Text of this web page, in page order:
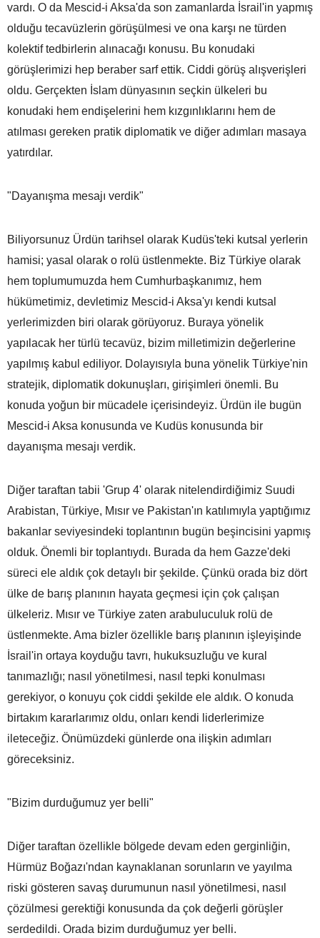
vardı. O da Mescid-i Aksa'da son zamanlarda İsrail'in yapmış
olduğu tecavüzlerin görüşülmesi ve ona karşı ne türden
kolektif tedbirlerin alınacağı konusu. Bu konudaki
görüşlerimizi hep beraber sarf ettik. Ciddi görüş alışverişleri
oldu. Gerçekten İslam dünyasının seçkin ülkeleri bu
konudaki hem endişelerini hem kızgınlıklarını hem de
atılması gereken pratik diplomatik ve diğer adımları masaya
yatırdılar.
"Dayanışma mesajı verdik"
Biliyorsunuz Ürdün tarihsel olarak Kudüs'teki kutsal yerlerin
hamisi; yasal olarak o rolü üstlenmekte. Biz Türkiye olarak
hem toplumumuzda hem Cumhurbaşkanımız, hem
hükümetimiz, devletimiz Mescid-i Aksa'yı kendi kutsal
yerlerimizden biri olarak görüyoruz. Buraya yönelik
yapılacak her türlü tecavüz, bizim milletimizin değerlerine
yapılmış kabul ediliyor. Dolayısıyla buna yönelik Türkiye'nin
stratejik, diplomatik dokunuşları, girişimleri önemli. Bu
konuda yoğun bir mücadele içerisindeyiz. Ürdün ile bugün
Mescid-i Aksa konusunda ve Kudüs konusunda bir
dayanışma mesajı verdik.
Diğer taraftan tabii 'Grup 4' olarak nitelendirdiğimiz Suudi
Arabistan, Türkiye, Mısır ve Pakistan'ın katılımıyla yaptığımız
bakanlar seviyesindeki toplantının bugün beşincisini yapmış
olduk. Önemli bir toplantıydı. Burada da hem Gazze'deki
süreci ele aldık çok detaylı bir şekilde. Çünkü orada biz dört
ülke de barış planının hayata geçmesi için çok çalışan
ülkeleriz. Mısır ve Türkiye zaten arabuluculuk rolü de
üstlenmekte. Ama bizler özellikle barış planının işleyişinde
İsrail'in ortaya koyduğu tavrı, hukuksuzluğu ve kural
tanımazlığı; nasıl yönetilmesi, nasıl tepki konulması
gerekiyor, o konuyu çok ciddi şekilde ele aldık. O konuda
birtakım kararlarımız oldu, onları kendi liderlerimize
ileteceğiz. Önümüzdeki günlerde ona ilişkin adımları
göreceksiniz.
"Bizim durduğumuz yer belli"
Diğer taraftan özellikle bölgede devam eden gerginliğin,
Hürmüz Boğazı'ndan kaynaklanan sorunların ve yayılma
riski gösteren savaş durumunun nasıl yönetilmesi, nasıl
çözülmesi gerektiği konusunda da çok değerli görüşler
serdedildi. Orada bizim durduğumuz yer belli.